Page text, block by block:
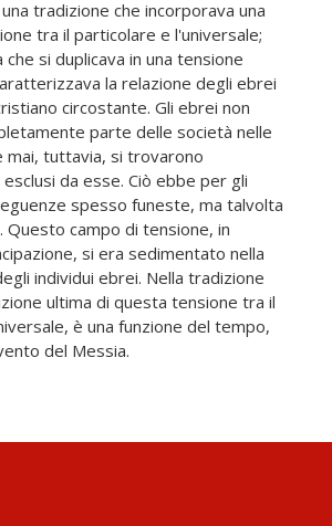
tradizione che incorporava una
tra il particolare e l'universale;
si duplicava in una tensione
la relazione degli ebrei
circostante. Gli ebrei non
parte delle società nelle
mai, tuttavia, si trovarono
da esse. Ciò ebbe per gli
spesso funeste, ma talvolta
campo di tensione, in
si era sedimentato nella
individui ebrei. Nella tradizione
ultima di questa tensione tra il
è una funzione del tempo,
del Messia.